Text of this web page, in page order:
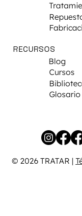
RECURSOS
Blog
Cursos
Glosario
© 2026 TRATAR |